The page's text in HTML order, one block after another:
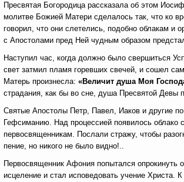
Пресвятая Богородица рассказала об этом
молитве Божией Матери сделалось так, что ко
говорил, что они слетелись, подобно облакам
с Апостолами пред Ней чудным образом
Наступил час, когда должно было свершиться
свет затмил пламя горевших свечей, и сошел
Матерь произнесла: «Величит душа Моя
страдания, как бы во сне, душа Пресвятой Девы
Святые Апостолы Петр, Павел, Иаков и другие
Гефсиманию. Над процессией появилось облако
первосвященникам. Послали стражу, чтобы
пение, но никого не было видно!..
Первосвященник Афония попытался опрокинуть
исцеление и стал исповедовать учение Христа.